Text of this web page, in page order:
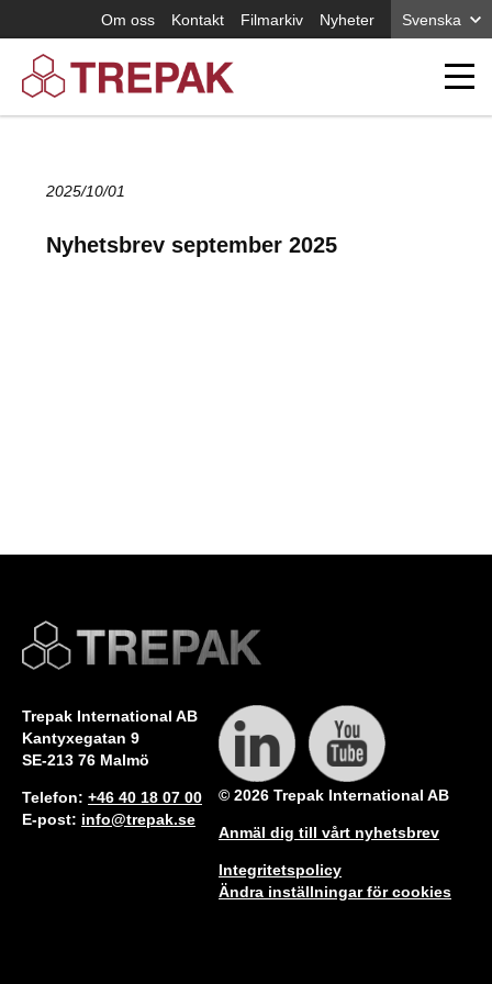
Om oss Kontakt Filmarkiv Nyheter Svenska
2025/10/01
Nyhetsbrev september 2025
Trepak International AB
Kantyxegatan 9
SE-213 76 Malmö
Telefon: +46 40 18 07 00
E-post: info@trepak.se
© 2026 Trepak International AB
Anmäl dig till vårt nyhetsbrev
Integritetspolicy
Ändra inställningar för cookies